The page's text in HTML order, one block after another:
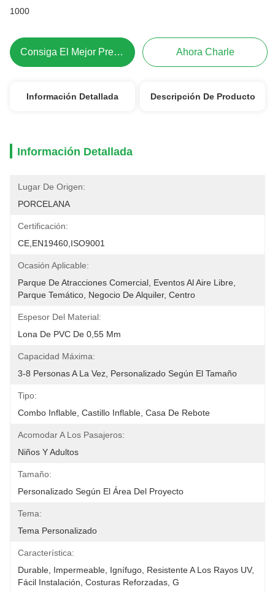
1000
Consiga El Mejor Precio Ahora Charle
Información Detallada Descripción De Producto
Información Detallada
Lugar De Origen:
PORCELANA
Certificación:
CE,EN19460,ISO9001
Ocasión Aplicable:
Parque De Atracciones Comercial, Eventos Al Aire Libre,
Parque Temático, Negocio De Alquiler, Centro
Espesor Del Material:
Lona De PVC De 0,55 Mm
Capacidad Máxima:
3-8 Personas A La Vez, Personalizado Según El Tamaño
Tipo:
Combo Inflable, Castillo Inflable, Casa De Rebote
Acomodar A Los Pasajeros:
Niños Y Adultos
Tamaño:
Personalizado Según El Área Del Proyecto
Tema:
Tema Personalizado
Característica:
Durable, Impermeable, Ignífugo, Resistente A Los Rayos UV,
Fácil Instalación, Costuras Reforzadas, G